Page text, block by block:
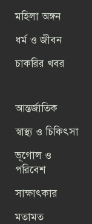
মহিলা অঙ্গন
ধর্ম ও জীবন
চাকরির খবর
আন্তর্জাতিক
স্বাস্থ্য ও চিকিৎসা
ভূগোল ও
পরিবেশ
সাক্ষাৎকার
মতামত